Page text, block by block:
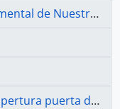
Señora de los Dolores
puerta de San Juan